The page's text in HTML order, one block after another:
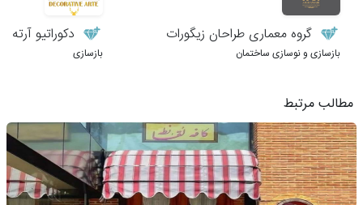
گروه معماری طراحان زیگورات
بازسازی و نوسازی ساختمان
دکوراتیو آرته
بازسازی
مطالب مرتبط